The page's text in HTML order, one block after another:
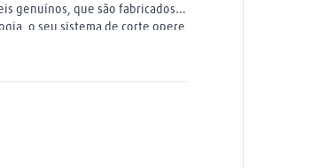
genuínos, que são fabricados
o seu sistema de corte opere
útil do consumível e melhore
operacional. As tecnologias
o processo de corte a